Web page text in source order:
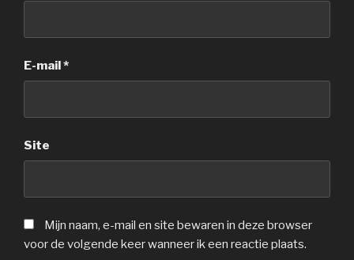
E-mail*
Site
Mijn naam, e-mail en site bewaren in deze browser
voor de volgende keer wanneer ik een reactie plaats.